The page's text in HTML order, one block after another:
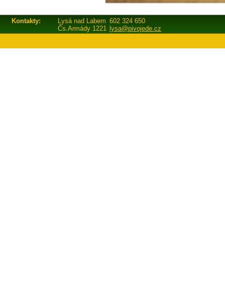
Kontakty: Lysá nad Labem 602 324 650
Čs.Armády 1221 lysa@pivojede.cz